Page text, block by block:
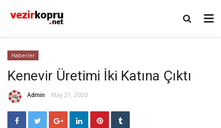
Haberler
Kenevir Üretimi İki Katına Çıktı
Admin May 21, 2020